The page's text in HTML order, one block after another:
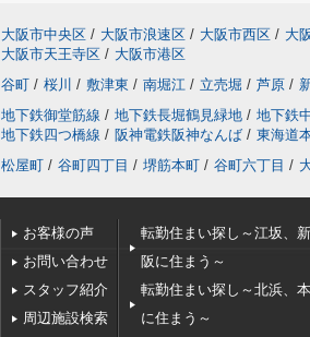
大阪市中央区 / 大阪市浪速区 / 大阪市西区 / 大
大阪市天王寺区 / 大阪市港区
谷町 / 桜川 / 敷津東 / 南堀江 / 立売堀 / 芦原 /
地下鉄御堂筋線 / 地下鉄長堀鶴見緑地 / 地下鉄
地下鉄四つ橋線 / 阪神電鉄阪神なんば / 東海道
松屋町 / 谷町四丁目 / 堺筋本町 / 谷町六丁目 /
お客様の声
お問い合わせ
スタッフ紹介
周辺施設検索
転勤住まい探し～江坂、
阪に住まう～
転勤住まい探し～北浜、
に住まう～